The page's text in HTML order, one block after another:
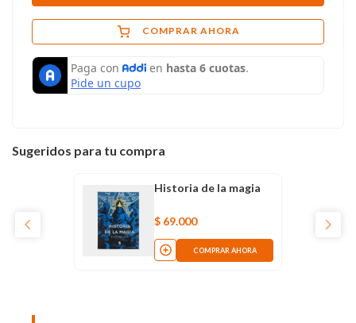
COMPRAR AHORA
Sugeridos para tu compra
Historia de la magia
$ 69.000
COMPRAR AHORA